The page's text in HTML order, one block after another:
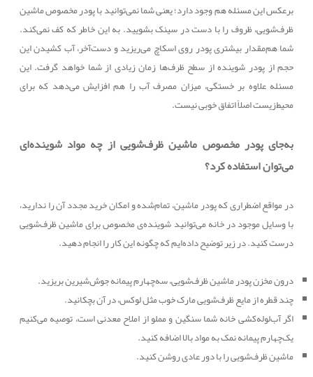
برعکس این مسئله هم وجود دارد؛ یعنی شما نمی‌توانید با پودر مخصوص ماشین
ظرف‌شویی، ظروف را با دست در سینک بشویید. به این خاطر که کف نمی‌کند.
شما هم‌مقدار بیشتری پودر روی اسکاچ می‌ریزید و دست‌آخر، آب کشیدن این
حجم از پودر شوینده از سطح ظرف‌ها زمان زیادی از شما خواهد گرفت. این
مسئله علاوه بر خستگی، میزان مصرف آب را هم افزایش می‌دهد که برای
محیط‌زیست اصلاً اتفاق خوبی نیست.
به‌جای پودر مخصوص ماشین ظرف‌شویی از چه مواد شوینده‌ای
می‌توان استفاده کرد؟
در مواقع اضطراری که پودر ماشین، تمام‌شده و امکان خرید مجدد آن را ندارید،
با وسایل موجود در خانه می‌توانید شوینده‌ی مخصوص برای ماشین ظرف‌شویی
درست کنید. در زیر توضیح داده‌ایم که چگونه این کار را انجام دهید.
درون مخزن پودر ماشین ظرف‌شویی، سه‌چهارم پیمانه جوش‌شیرین بریزید.
چند قطره از مایع ظرف‌شویی مارک خوب مثل لوکس، در آن بچکانید.
اگر آب‌لوله‌کشی خانه شما سنگین و مملو از املاح معدنی است، توصیه می‌کنیم
یک‌چهارم پیمانه نمک به مواد بالا اضافه کنید.
ماشین ظرف‌شویی را با دور عادی روشن کنید.